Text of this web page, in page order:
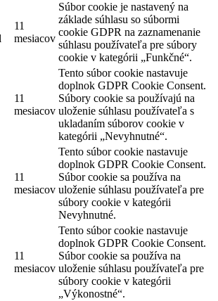
11
mesiacov
Súbor cookie je nastavený na
základe súhlasu so súbormi
cookie GDPR na zaznamenanie
súhlasu používateľa pre súbory
cookie v kategórii „Funkčné“.
11
mesiacov
Tento súbor cookie nastavuje
doplnok GDPR Cookie Consent.
Súbory cookie sa používajú na
uloženie súhlasu používateľa s
ukladaním súborov cookie v
kategórii „Nevyhnutné“.
11
mesiacov
Tento súbor cookie nastavuje
doplnok GDPR Cookie Consent.
Súbor cookie sa používa na
uloženie súhlasu používateľa pre
súbory cookie v kategórii
Nevyhnutné.
11
mesiacov
Tento súbor cookie nastavuje
doplnok GDPR Cookie Consent.
Súbor cookie sa používa na
uloženie súhlasu používateľa pre
súbory cookie v kategórii
„Výkonostné“.